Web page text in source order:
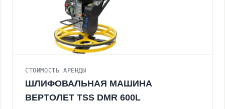
СТОИМОСТЬ АРЕНДЫ
ШЛИФОВАЛЬНАЯ МАШИНА
ВЕРТОЛЕТ TSS DMR 600L